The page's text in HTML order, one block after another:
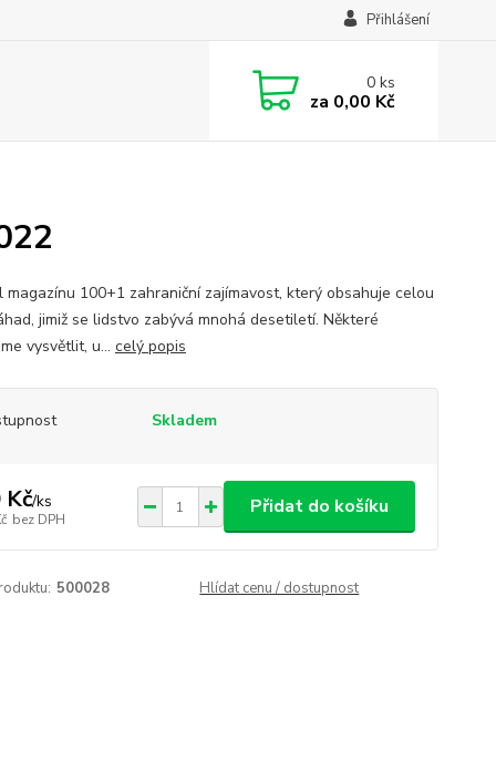
Přihlášení
0ks
za 0,00 Kč
magazínu 100+1 zahraniční zajímavost, který obsahuje celou
jimiž se lidstvo zabývá mnohá desetiletí. Některé
vysvětlit, u... celý popis
Skladem
Kč/ks
bez DPH
Přidat do košíku
500028 Hlídat cenu / dostupnost